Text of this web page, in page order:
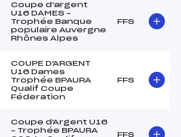
Coupe d'argent
U16 DAMES –
Trophée Banque
populaire Auvergne
Rhônes Alpes
FFS
COUPE D'ARGENT
U16 Dames
Trophée BPAURA
Qualif Coupe
Féderation
FFS
Coupe d'Argent U16
– Trophée BPAURA
FFS